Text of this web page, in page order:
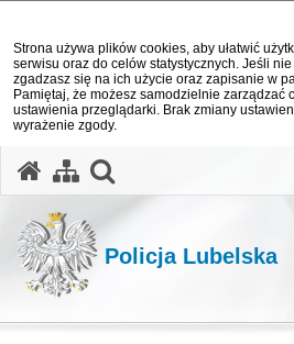
Strona używa plików cookies, aby ułatwić
serwisu oraz do celów statystycznych. Jeśli
zgadzasz się na ich użycie oraz zapisanie w
Pamiętaj, że możesz samodzielnie zarządzać
ustawienia przeglądarki. Brak zmiany
wyrażenie zgody.
Policja Lubelska